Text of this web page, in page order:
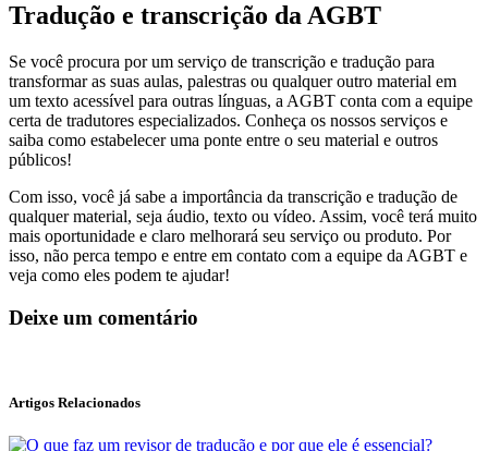
Tradução e transcrição da AGBT
Se você procura por um serviço de transcrição e tradução para
transformar as suas aulas, palestras ou qualquer outro material em
um texto acessível para outras línguas, a AGBT conta com a equipe
certa de tradutores especializados. Conheça os nossos serviços e
saiba como estabelecer uma ponte entre o seu material e outros
públicos!
Com isso, você já sabe a importância da transcrição e tradução de
qualquer material, seja áudio, texto ou vídeo. Assim, você terá muito
mais oportunidade e claro melhorará seu serviço ou produto. Por
isso, não perca tempo e entre em contato com a equipe da AGBT e
veja como eles podem te ajudar!
Deixe um comentário
Artigos Relacionados